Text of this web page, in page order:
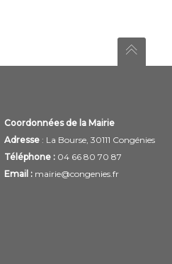
Coordonnées de la Mairie
Adresse: La Bourse, 30111 Congénies
Téléphone :04 66 80 70 87
Email : mairie@congenies.fr